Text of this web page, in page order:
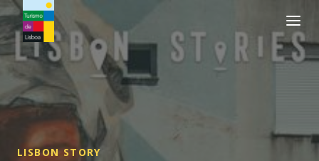
Logo de Turismo de Lisboa
LISBON STORY